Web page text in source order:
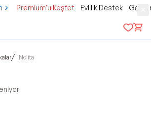
Premium'u Keşfet Evlilik Destek
/ Nolita